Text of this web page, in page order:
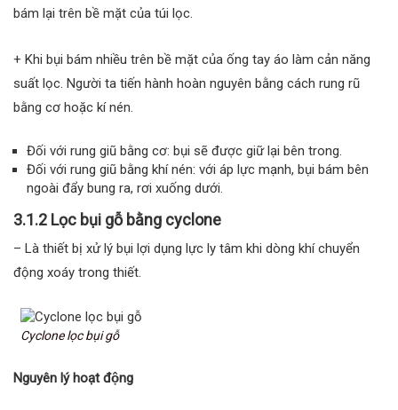
bám lại trên bề mặt của túi lọc.
+ Khi bụi bám nhiều trên bề mặt của ống tay áo làm cản năng
suất lọc. Người ta tiến hành hoàn nguyên bằng cách rung rũ
bằng cơ hoặc kí nén.
Đối với rung giũ bằng cơ: bụi sẽ được giữ lại bên trong.
Đối với rung giũ bằng khí nén: với áp lực mạnh, bụi bám bên
ngoài đẩy bung ra, rơi xuống dưới.
3.1.2 Lọc bụi gỗ bằng cyclone
– Là thiết bị xử lý bụi lợi dụng lực ly tâm khi dòng khí chuyển
động xoáy trong thiết.
Cyclone lọc bụi gỗ
Nguyên lý hoạt động